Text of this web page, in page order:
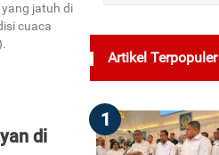
jatuh di
cuaca
di
Artikel Terpopuler
1